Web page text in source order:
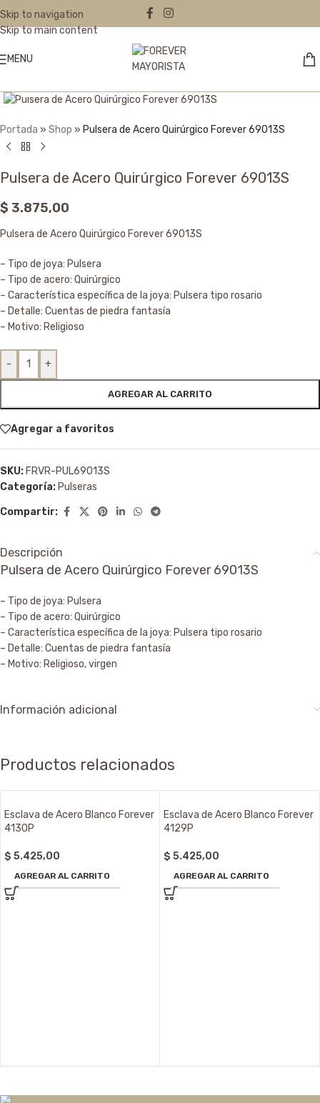
Skip to navigation
Skip to main content
MENU
Portada » Shop » Pulsera de Acero Quirúrgico Forever 69013S
Pulsera de Acero Quirúrgico Forever 69013S
$ 3.875,00
Pulsera de Acero Quirúrgico Forever 69013S
– Tipo de joya: Pulsera
– Tipo de acero: Quirúrgico
– Característica específica de la joya: Pulsera tipo rosario
– Detalle: Cuentas de piedra fantasía
– Motivo: Religioso
- +
AGREGAR AL CARRITO
Agregar a favoritos
SKU: FRVR-PUL69013S
Categoría: Pulseras
Compartir:
Descripción
Pulsera de Acero Quirúrgico Forever 69013S
– Tipo de joya: Pulsera
– Tipo de acero: Quirúrgico
– Característica específica de la joya: Pulsera tipo rosario
– Detalle: Cuentas de piedra fantasía
– Motivo: Religioso, virgen
Información adicional
Productos relacionados
Esclava de Acero Blanco Forever
4130P
$ 5.425,00
AGREGAR AL CARRITO
Esclava de Acero Blanco Forever
4129P
$ 5.425,00
AGREGAR AL CARRITO